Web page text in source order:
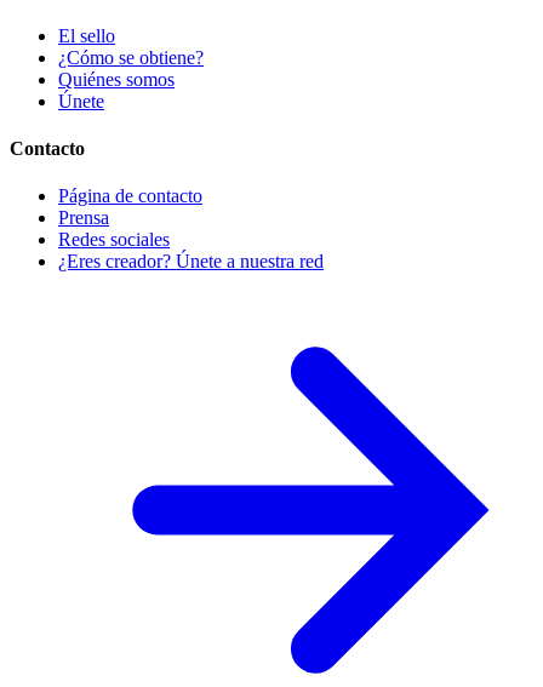
El sello
¿Cómo se obtiene?
Quiénes somos
Únete
Contacto
Página de contacto
Prensa
Redes sociales
¿Eres creador? Únete a nuestra red